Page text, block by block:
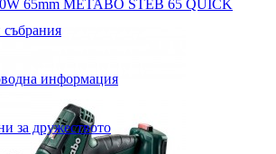
65mm METABO STEB 65 QUICK
информация
за дружеството